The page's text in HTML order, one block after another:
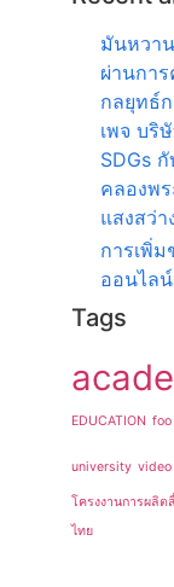
มันหวา
ผ่านการ
กลยุทธ์
เพจ บริ
SDGs
คลองพ
แสงสว่
การเพิ่
ออนไล
Tags
EDUCATION foo
university video
โครงงานการผลิ
ไทย